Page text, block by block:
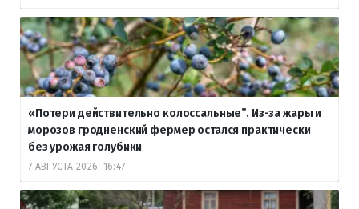
«Потери действительно колоссальные”. Из-за жары и
морозов гродненский фермер остался практически
без урожая голубики
7 АВГУСТА 2026, 16:47